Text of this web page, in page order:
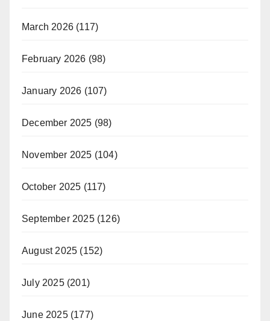
March 2026 (117)
February 2026 (98)
January 2026 (107)
December 2025 (98)
November 2025 (104)
October 2025 (117)
September 2025(126)
August 2025 (152)
July 2025(201)
June 2025(177)